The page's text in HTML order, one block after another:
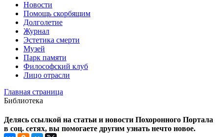
Новости
Помощь скорбящим
Долголетие
Журнал
Эстетика смерти
Музей
Парк памяти
Философский клуб
Лицо отрасли
Главная страница
Библиотека
Делясь ссылкой на статьи и новости Похоронного Портала
в соц. сетях, вы помогаете другим узнать нечто новое.